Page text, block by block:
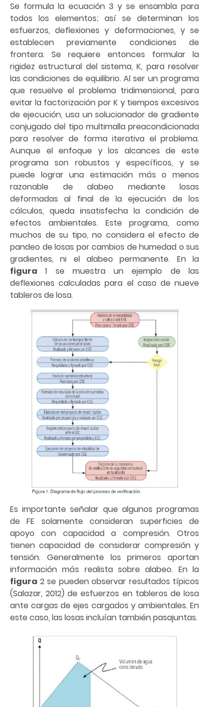
Se formula la ecuación 3 y se ensambla para
todos los elementos; así se determinan los
esfuerzos, deflexiones y deformaciones, y se
establecen previamente condiciones de
frontera. Se requiere entonces formular la
rigidez estructural del sistema, K, para resolver
las condiciones de equilibrio. Al ser un programa
que resuelve el problema tridimensional, para
evitar la factorización por K y tiempos excesivos
de ejecución, usa un solucionador de gradiente
conjugado del tipo multimalla preacondicionada
para resolver de forma iterativa el problema.
Aunque el enfoque y los alcances de este
programa son robustos y específicos, y se
puede lograr una estimación más o menos
razonable de alabeo mediante losas
deformadas al final de la ejecución de los
cálculos, queda insatisfecha la condición de
efectos ambientales. Este programa, como
muchos de su tipo, no considera el efecto de
pandeo de losas por cambios de humedad o sus
gradientes, ni el alabeo permanente. En la
figura1 se muestra un ejemplo de las
deflexiones calculadas para el caso de nueve
tableros de losa.
Es importante señalar que algunos programas
de FE solamente consideran superficies de
apoyo con capacidad a compresión. Otros
tienen capacidad de considerar compresión y
tensión. Generalmente los primeros aportan
información más realista sobre alabeo. En la
figura 2 se pueden observar resultados típicos
(Salazar, 2012) de esfuerzos en tableros de losa
ante cargas de ejes cargados y ambientales. En
este caso, las losas incluían también pasajuntas.